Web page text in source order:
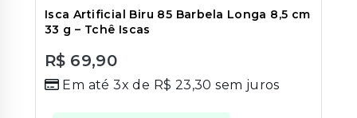
Isca Artificial Biru 85 Barbela Longa 8,5 cm
33 g – Tchê Iscas
out
R$ 69,90
Em até 3x de R$ 23,30 sem juros